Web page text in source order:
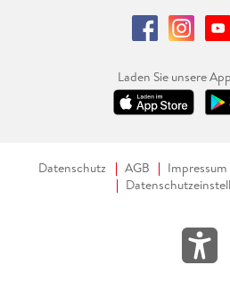
Laden Sie unsere
Datenschutz AGB Impressum